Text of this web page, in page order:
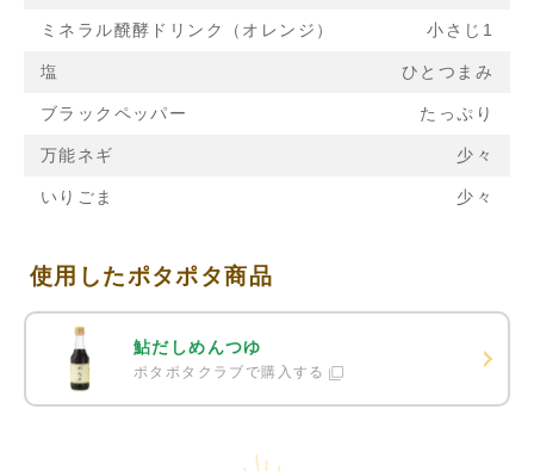
ミネラル醗酵ドリンク（オレンジ） 小さじ1
塩 ひとつまみ
ブラックペッパー たっぷり
万能ネギ 少々
いりごま 少々
使用したポタポタ商品
鮎だしめんつゆ
ポタポタクラブで購入する